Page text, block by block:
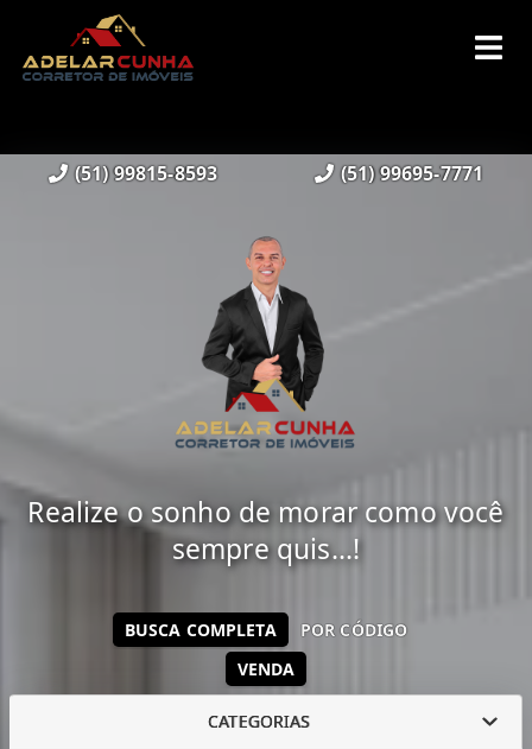
(51) 99815-8593 (51) 99695-7771
Realize o sonho de morar como você
sempre quis...!
VENDA
BUSCA COMPLETA POR CÓDIGO
CATEGORIAS